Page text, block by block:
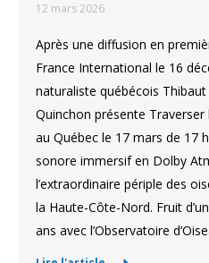
12 mars 2026
Après une diffusion en
France International le 16
naturaliste québécois Thibaut
Quinchon présente
au Québec le 17 mars de 17
sonore immersif en Dolby
l’extraordinaire périple des
la Haute-Côte-Nord. Fruit
ans avec l’Observatoire